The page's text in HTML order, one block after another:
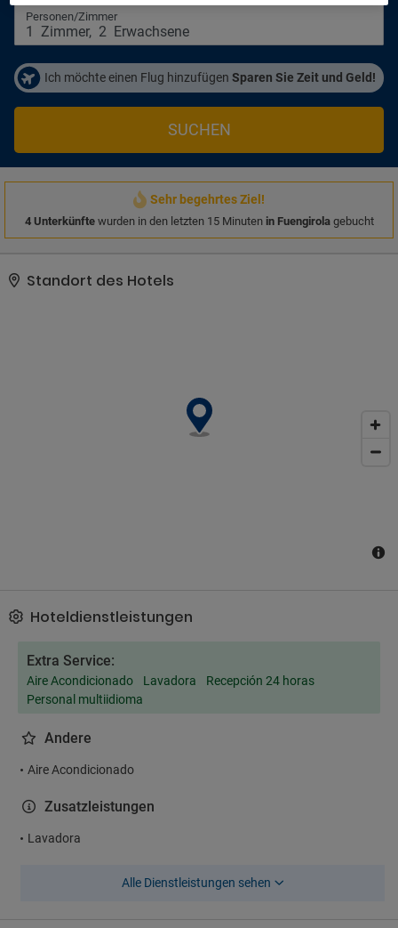
Personen/Zimmer
1 Zimmer, 2 Erwachsene
Ich möchte einen Flug hinzufügen Sparen Sie Zeit und Geld!
SUCHEN
Sehr begehrtes Ziel!
4 Unterkünftewurden in den letzten 15 Minutenin Fuengirolagebucht
Standort des Hotels
Hoteldienstleistungen
Extra Service:
Aire Acondicionado Lavadora
Recepción 24 horas
Personal multiidioma
Andere
Aire Acondicionado
Zusatzleistungen
Lavadora
Alle Dienstleistungen sehen